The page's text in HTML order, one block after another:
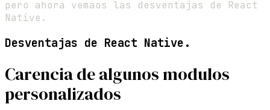
pero ahora vemaos las desventajas de React
Native.
Desventajas de React Native.
Carencia de algunos modulos
personalizados